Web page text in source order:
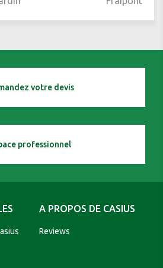
votre devis
professionnel
A PROPOS DE CASIUS
Reviews